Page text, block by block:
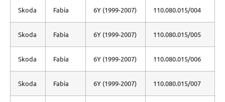
Skoda Fabia 6Y (1999-2007) 110.080.015/004
Skoda Fabia 6Y (1999-2007) 110.080.015/005
Skoda Fabia 6Y (1999-2007) 110.080.015/006
Skoda Fabia 6Y (1999-2007) 110.080.015/007